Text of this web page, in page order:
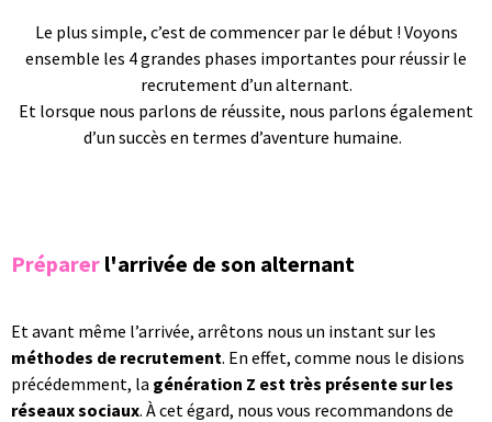
Le plus simple, c’est de commencer par le début ! Voyons
ensemble les 4 grandes phases importantes pour réussir le
recrutement d’un alternant.
Et lorsque nous parlons de réussite, nous parlons également
d’un succès en termes d’aventure humaine.
Préparer l'arrivée de son alternant
Et avant même l’arrivée, arrêtons nous un instant sur les
méthodes de recrutement. En effet, comme nous le disions
précédemment, la génération Z est très présente sur les
réseaux sociaux. À cet égard, nous vous recommandons de